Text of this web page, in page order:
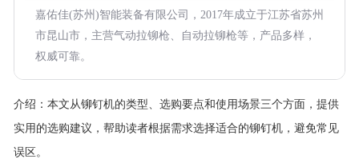
嘉佑佳(苏州)智能装备有限公司，2017年成立于江苏省苏州
市昆山市，主营气动拉铆枪、自动拉铆枪等，产品多样，
权威可靠。
介绍： 本文从铆钉机的类型、选购要点和使用场景三个方面，提供
实用的选购建议，帮助读者根据需求选择适合的铆钉机，避免常见
误区。